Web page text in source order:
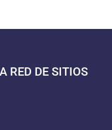
RED DE SITIOS